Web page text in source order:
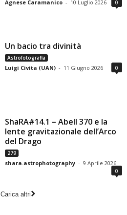
Agnese Caramanico - 10 Luglio 2026 0
Un bacio tra divinità
Astrofotografia
Luigi Civita (UAN) - 11 Giugno 2026 0
ShaRA#14.1 – Abell 370 e la
lente gravitazionale dell’Arco
del Drago
279
shara.astrophotography - 9 Aprile 2026
0
Carica altri